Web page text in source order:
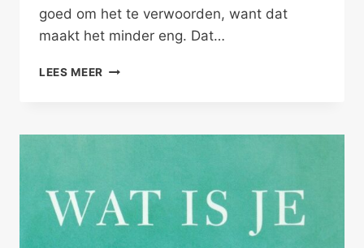
goed om het te verwoorden, want dat
maakt het minder eng. Dat…
LEES MEER OKÉ,
HIERVAN